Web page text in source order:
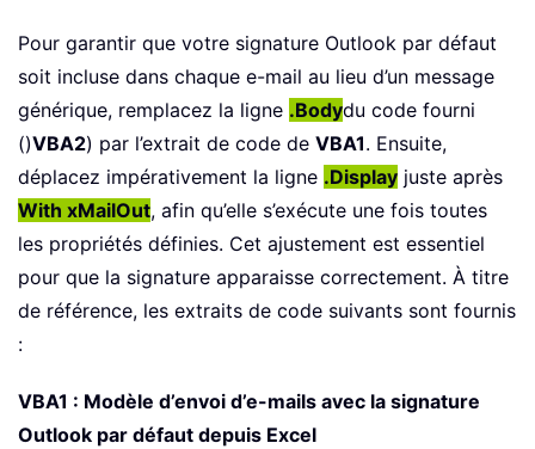
Pour garantir que votre signature Outlook par défaut
soit incluse dans chaque e-mail au lieu d’un message
générique, remplacez la ligne .Bodydu code fourni
()VBA2) par l’extrait de code de VBA1. Ensuite,
déplacez impérativement la ligne .Display juste après
With xMailOut, afin qu’elle s’exécute une fois toutes
les propriétés définies. Cet ajustement est essentiel
pour que la signature apparaisse correctement. À titre
de référence, les extraits de code suivants sont fournis
:
VBA1 : Modèle d’envoi d’e-mails avec la signature
Outlook par défaut depuis Excel